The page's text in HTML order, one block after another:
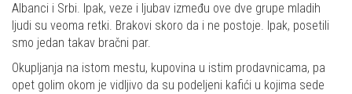
Albanci i Srbi. Ipak, veze i ljubav između ove dve grupe mladih
ljudi su veoma retki. Brakovi skoro da i ne postoje. Ipak, posetili
smo jedan takav bračni par.
Okupljanja na istom mestu, kupovina u istim prodavnicama, pa
opet golim okom je vidljivo da su podeljeni kafići u kojima sede